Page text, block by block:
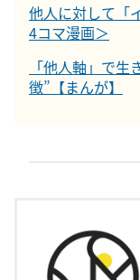
他人に対して「
4コマ漫画＞
「他人軸」で
徴”【まんが】